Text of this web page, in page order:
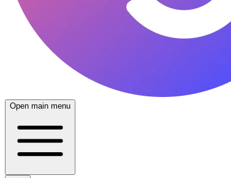
Open main menu